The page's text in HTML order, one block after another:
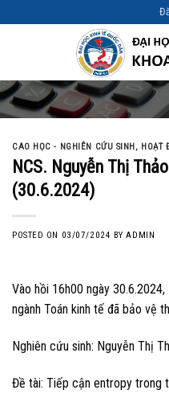
to
CAO HỌC - NGHIÊN CỨU SINH, HOẠT
NCS. Nguyễn Thị
(30.6.2024)
POSTED ON 03/07/2024 BYADMIN
Vào hồi 16h00 ngày
ngành Toán kinh tế đã bảo vệ
Nghiên cứu sinh: Nguyễn Thị
Đề tài: Tiếp cận entropy trong